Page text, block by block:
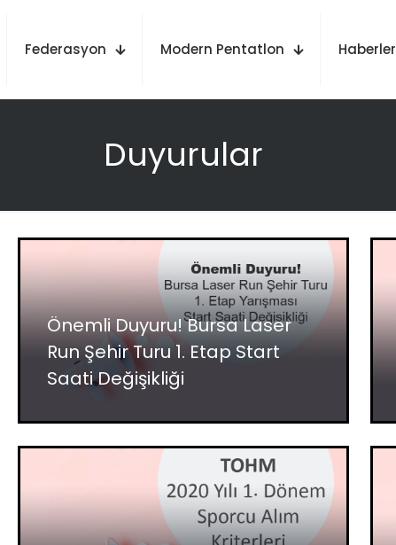
Federasyon Modern Pentatlon Haberler
Duyurular
Önemli Duyuru! Bursa Laser
Run Şehir Turu 1. Etap Start
Saati Değişikliği